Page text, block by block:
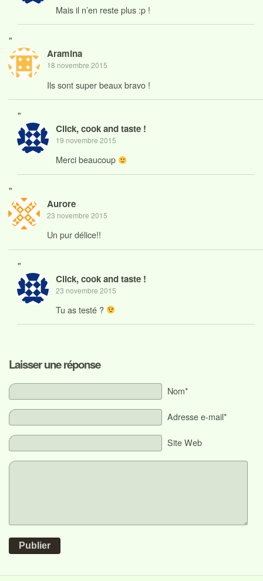
Mais il n’en reste plus :p !
"
Aramina
18 novembre 2015
Ils sont super beaux bravo !
"
Click, cook and taste !
19 novembre 2015
Merci beaucoup
"
Aurore
23 novembre 2015
Un pur délice!!
"
Click, cook and taste !
23 novembre 2015
Tu as testé ?
Laisser une réponse
Nom*
Adresse e-mail*
Site Web
Publier